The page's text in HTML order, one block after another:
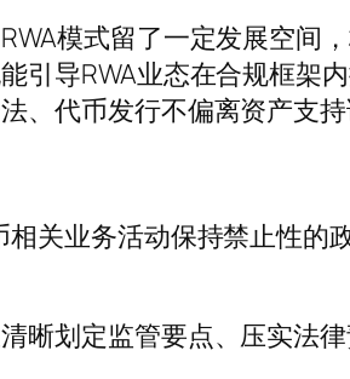
模式留了一定发展空间
引导RWA业态在合规框
、代币发行不偏离资产支持
业务活动保持禁止性的
划定监管要点、压实法